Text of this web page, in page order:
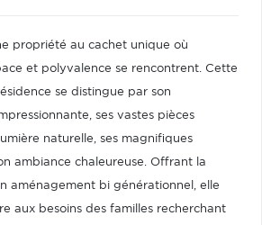
propriété au cachet unique où
et polyvalence se rencontrent. Cette
se distingue par son
ses vastes pièces
naturelle, ses magnifiques
ambiance chaleureuse. Offrant la
aménagement bi générationnel, elle
aux besoins des familles recherchant